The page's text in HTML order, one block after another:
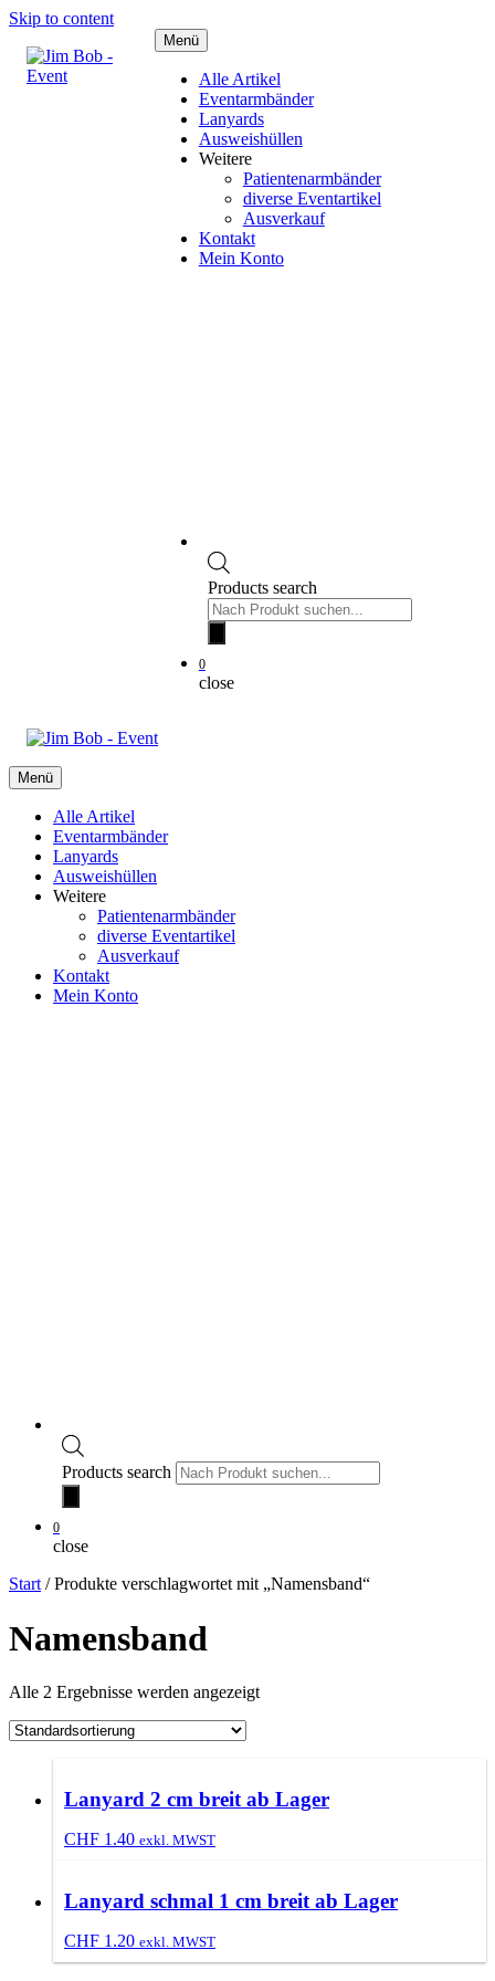
Skip to content
Menü
Alle Artikel
Eventarmbänder
Lanyards
Ausweishüllen
Weitere
Patientenarmbänder
diverse Eventartikel
Ausverkauf
Kontakt
Mein Konto
Products search
0
close
Menü
Alle Artikel
Eventarmbänder
Lanyards
Ausweishüllen
Weitere
Patientenarmbänder
diverse Eventartikel
Ausverkauf
Kontakt
Mein Konto
Products search
0
close
Start / Produkte verschlagwortet mit „Namensband“
Namensband
Alle 2 Ergebnisse werden angezeigt
Lanyard 2 cm breit ab Lager
CHF 1.40 exkl. MWST
Lanyard schmal 1 cm breit ab Lager
CHF 1.20 exkl. MWST